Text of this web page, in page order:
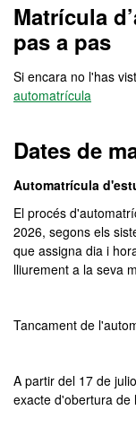
Matrícula
pas a pas
Si encara no l'has
automatrícula
Dates de
Automatrícula
El procés
2026, segons els
que assigna dia i
lliurement a la seva
Tancament de
A partir del 17 de
exacte d'obertura